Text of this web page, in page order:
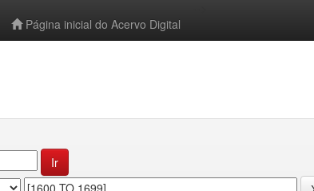
Página inicial do Acervo Digital